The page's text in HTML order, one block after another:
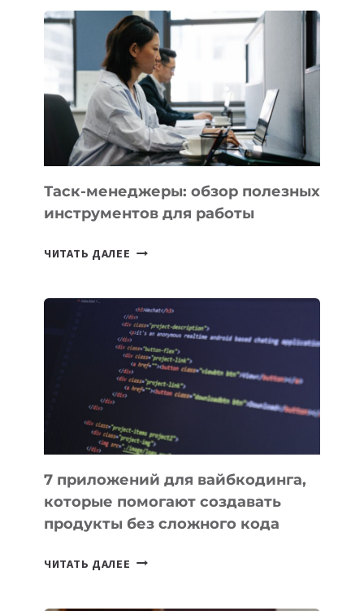
НОВЫЕ
ПРЕДМЕТЫ
ПО
ИСКУССТВЕННОМУ
ИНТЕЛЛЕКТУ
Таск-менеджеры: обзор полезных
инструментов для работы
ЧИТАТЬ ДАЛЕЕ ТАСК-
ПОЛЕЗНЫХ
ИНСТРУМЕНТОВ
ДЛЯ
РАБОТЫ
7 приложений для вайбкодинга,
которые помогают создавать
продукты без сложного кода
ЧИТАТЬ ДАЛЕЕ